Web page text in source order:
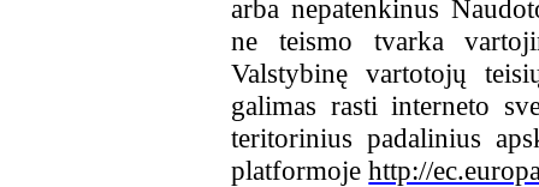
arba nepatenkinus
ne teismo tvarka
Valstybinę vartotojų
galimas rasti interneto
teritorinius padalinius
platformojehttp://